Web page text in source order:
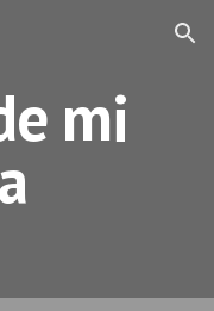
Skip to navigation
mi